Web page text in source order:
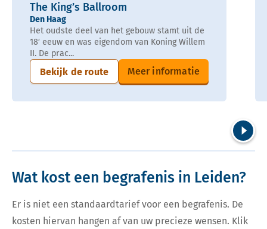
The King’s Ballroom
Den Haag
Het oudste deel van het gebouw stamt uit de
18′ eeuw en was eigendom van Koning Willem
II. De prac...
Bekijk de route Meer informatie
Wat kost een begrafenis in Leiden?
Er is niet een standaardtarief voor een begrafenis. De
kosten hiervan hangen af van uw precieze wensen. Klik